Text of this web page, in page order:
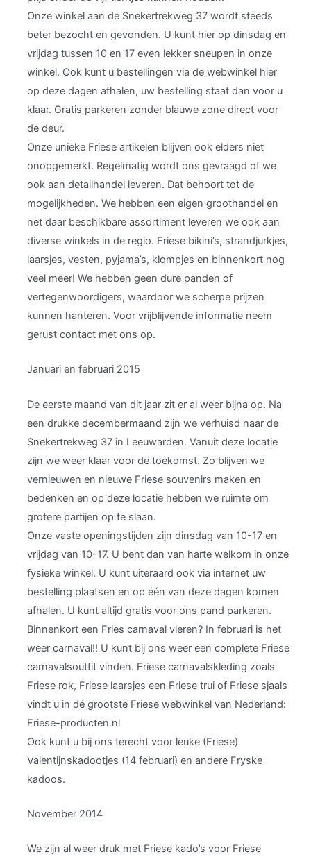
Onze winkel aan de Snekertrekweg 37 wordt steeds
beter bezocht en gevonden. U kunt hier op dinsdag en
vrijdag tussen 10 en 17 even lekker sneupen in onze
winkel. Ook kunt u bestellingen via de webwinkel hier
op deze dagen afhalen, uw bestelling staat dan voor u
klaar. Gratis parkeren zonder blauwe zone direct voor
de deur.
Onze unieke Friese artikelen blijven ook elders niet
onopgemerkt. Regelmatig wordt ons gevraagd of we
ook aan detailhandel leveren. Dat behoort tot de
mogelijkheden. We hebben een eigen groothandel en
het daar beschikbare assortiment leveren we ook aan
diverse winkels in de regio. Friese bikini’s, strandjurkjes,
laarsjes, vesten, pyjama’s, klompjes en binnenkort nog
veel meer! We hebben geen dure panden of
vertegenwoordigers, waardoor we scherpe prijzen
kunnen hanteren. Voor vrijblijvende informatie neem
gerust contact met ons op.
Januari en februari 2015
De eerste maand van dit jaar zit er al weer bijna op. Na
een drukke decembermaand zijn we verhuisd naar de
Snekertrekweg 37 in Leeuwarden. Vanuit deze locatie
zijn we weer klaar voor de toekomst. Zo blijven we
vernieuwen en nieuwe Friese souvenirs maken en
bedenken en op deze locatie hebben we ruimte om
grotere partijen op te slaan.
Onze vaste openingstijden zijn dinsdag van 10-17 en
vrijdag van 10-17. U bent dan van harte welkom in onze
fysieke winkel. U kunt uiteraard ook via internet uw
bestelling plaatsen en op één van deze dagen komen
afhalen. U kunt altijd gratis voor ons pand parkeren.
Binnenkort een Fries carnaval vieren? In februari is het
weer carnaval!! U kunt bij ons weer een complete Friese
carnavalsoutfit vinden. Friese carnavalskleding zoals
Friese rok, Friese laarsjes een Friese trui of Friese sjaals
vindt u in dé grootste Friese webwinkel van Nederland:
Friese-producten.nl
Ook kunt u bij ons terecht voor leuke (Friese)
Valentijnskadootjes (14 februari) en andere Fryske
kadoos.
November 2014
We zijn al weer druk met Friese kado’s voor Friese